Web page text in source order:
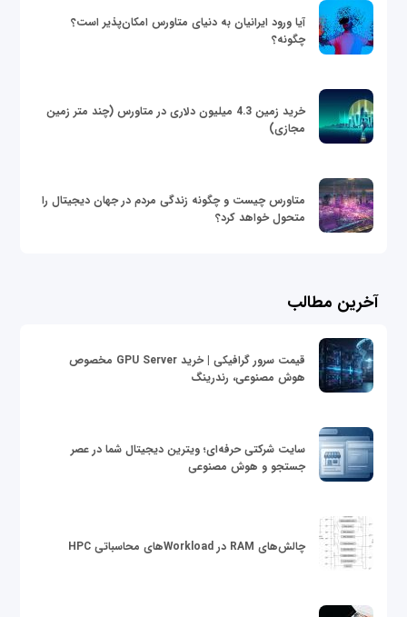
آیا ورود ایرانیان به دنیای متاورس امکان‌پذیر است؟
چگونه؟
خرید زمین 4.3 میلیون دلاری در متاورس (چند متر زمین
مجازی)
متاورس چیست و چگونه زندگی مردم در جهان دیجیتال را
متحول خواهد کرد؟
آخرین مطالب
قیمت سرور گرافیکی | خرید GPU Server مخصوص
هوش مصنوعی، رندرینگ
سایت شرکتی حرفه‌ای؛ ویترین دیجیتال شما در عصر
جستجو و هوش مصنوعی
چالش‌های RAM در Workloadهای محاسباتی HPC